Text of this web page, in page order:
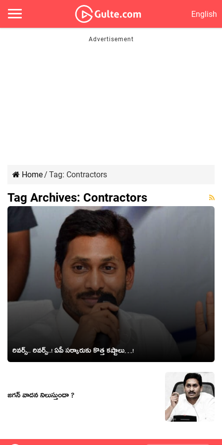
English
Home/ Tag: Contractors
Tag Archives: Contractors
రివ‌ర్స్.. రివ‌ర్స్‌..! ఏపీ స‌ర్కారుకు కొత్త‌ క‌ష్టాలు…!
జగన్ వాదన నిలుస్తుందా ?